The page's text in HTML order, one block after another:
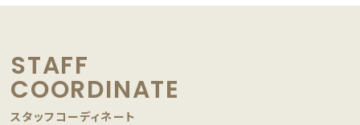
STAFF
COORDINATE
スタッフコーディネート